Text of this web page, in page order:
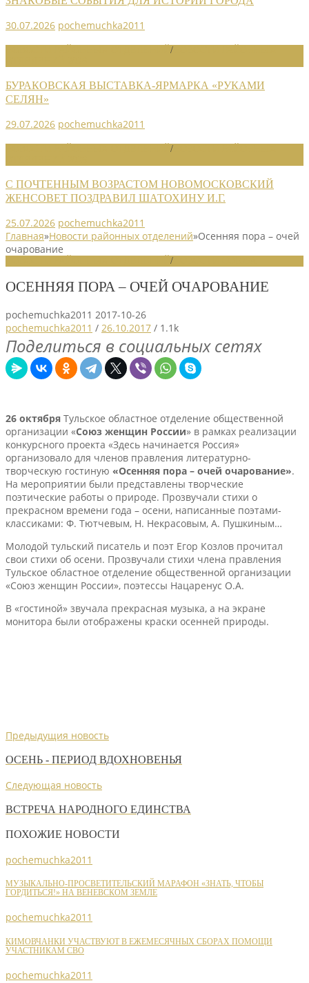
30.07.2026 pochemuchka2011
/
БУРАКОВСКАЯ ВЫСТАВКА-ЯРМАРКА «РУКАМИ
СЕЛЯН»
29.07.2026 pochemuchka2011
/
С ПОЧТЕННЫМ ВОЗРАСТОМ НОВОМОСКОВСКИЙ
ЖЕНСОВЕТ ПОЗДРАВИЛ ШАТОХИНУ И.Г.
25.07.2026 pochemuchka2011
Главная»Новости районных отделений»Осенняя пора – очей
очарование
/
ОСЕННЯЯ ПОРА – ОЧЕЙ ОЧАРОВАНИЕ
pochemuchka2011 2017-10-26
pochemuchka2011 / 26.10.2017 / 1.1k
Поделиться в социальных сетях
26 октября Тульское областное отделение общественной
организации «Союз женщин России» в рамках реализации
конкурсного проекта «Здесь начинается Россия»
организовало для членов правления литературно-
творческую гостиную «Осенняя пора – очей очарование».
На мероприятии были представлены творческие
поэтические работы о природе. Прозвучали стихи о
прекрасном времени года – осени, написанные поэтами-
классиками: Ф. Тютчевым, Н. Некрасовым, А. Пушкиным…
Молодой тульский писатель и поэт Егор Козлов прочитал
свои стихи об осени. Прозвучали стихи члена правления
Тульское областное отделение общественной организации
«Союз женщин России», поэтессы Нацаренус О.А.
В «гостиной» звучала прекрасная музыка, а на экране
монитора были отображены краски осенней природы.
Предыдущия новость
ОСЕНЬ - ПЕРИОД ВДОХНОВЕНЬЯ
Следующая новость
ВСТРЕЧА НАРОДНОГО ЕДИНСТВА
ПОХОЖИЕ НОВОСТИ
pochemuchka2011
МУЗЫКАЛЬНО-ПРОСВЕТИТЕЛЬСКИЙ МАРАФОН «ЗНАТЬ, ЧТОБЫ
ГОРДИТЬСЯ!» НА ВЕНЕВСКОМ ЗЕМЛЕ
pochemuchka2011
КИМОВЧАНКИ УЧАСТВУЮТ В ЕЖЕМЕСЯЧНЫХ СБОРАХ ПОМОЩИ
УЧАСТНИКАМ СВО
pochemuchka2011